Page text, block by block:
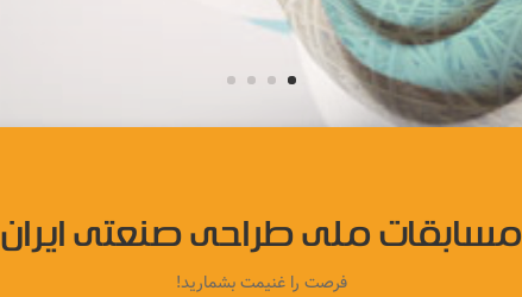
مسابقات ملی طراحی صنعتی ایران
فرصت را غنیمت بشمارید!